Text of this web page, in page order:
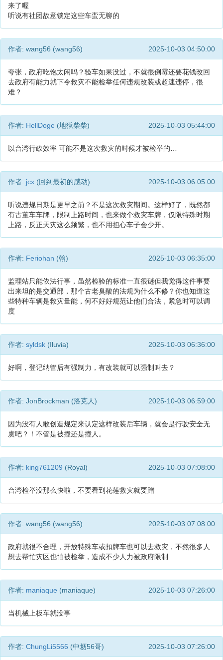
来了喔
听说有社团故意锁定这些车蛮无聊的
作者: wang56 (wang56) 2025-10-03 04:50:00
夸张，政府吃饱太闲吗？验车如果没过，不就很倒霉还要花钱改回
去政府有能力就下令救灾不能检举任何违规改装或超速违停，很
难？
作者: HellDoge (地狱柴柴) 2025-10-03 05:44:00
以台湾行政效率 可能不是这次救灾的时候才被检举的…
作者: jcx (回到最初的感动) 2025-10-03 06:05:00
听说违规日期是更早之前？不是这次救灾期间。这样好了，既然都
有古董车车牌，限制上路时间，也来做个救灾车牌，仅限特殊时期
上路，反正天灾这么频繁，也不用担心车子会少开。
作者: Feriohan (翰) 2025-10-03 06:35:00
监理站只能依法行事，虽然检验的标准一直很谜但我觉得这件事要
出来坦的是交通部，那个古老臭酸的法规为什么不修？你也知道这
些特种车辆是救灾量能，何不好好规范让他们合法，紧急时可以调
度
作者: syldsk (Iluvia) 2025-10-03 06:36:00
好啊，登记纳管后有强制力，有改装就可以强制叫去？
作者: JonBrockman (洛克人) 2025-10-03 06:59:00
因为没有人敢创造规定来认定这样改装后车辆，就会是行驶安全无
虞吧？！不管是被撞还是撞人。
作者: king761209 (Royal) 2025-10-03 07:08:00
台湾检举没那么快啦，不要看到花莲救灾就要蹭
作者: wang56 (wang56) 2025-10-03 07:08:00
政府就很不合理，开放特殊车或扣牌车也可以去救灾，不然很多人
想去帮忙灾区也怕被检举，造成不少人力被政府限制
作者: maniaque (maniaque) 2025-10-03 07:26:00
当机械上板车就没事
作者: ChungLi5566 (中坜56哥) 2025-10-03 07:26:00